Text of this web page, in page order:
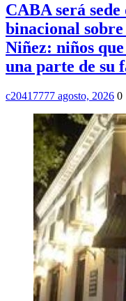
CABA será
binacional
Niñez: niños
una parte de su
c20417777 agosto, 2026 0